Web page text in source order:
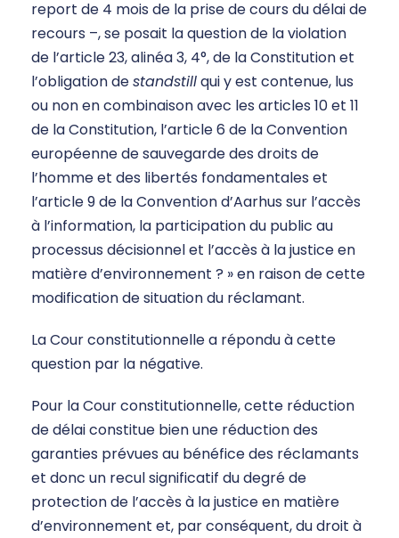
report de 4 mois de la prise de cours du délai de
recours –, se posait la question de la violation
de l’article 23, alinéa 3, 4°, de la Constitution et
l’obligation destandstillqui y est contenue, lus
ou non en combinaison avec les articles 10 et 11
de la Constitution, l’article 6 de la Convention
européenne de sauvegarde des droits de
l’homme et des libertés fondamentales et
l’article 9 de la Convention d’Aarhus sur l’accès
à l’information, la participation du public au
processus décisionnel et l’accès à la justice en
matière d’environnement ? » en raison de cette
modification de situation du réclamant.
La Cour constitutionnelle a répondu à cette
question par la négative.
Pour la Cour constitutionnelle, cette réduction
de délai constitue bien une réduction des
garanties prévues au bénéfice des réclamants
et donc un recul significatif du degré de
protection de l’accès à la justice en matière
d’environnement et, par conséquent, du droit à